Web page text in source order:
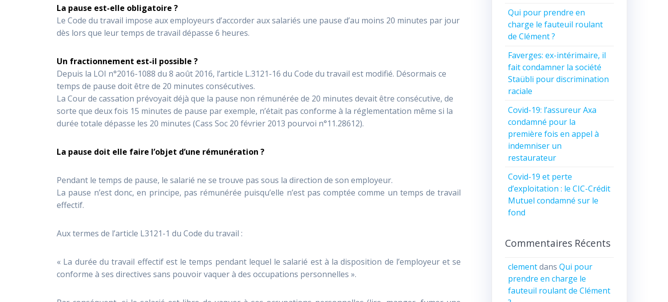
La pause est-elle obligatoire ?
Le Code du travail impose aux employeurs d’accorder aux salariés une pause d’au moins 20 minutes par jour
dès lors que leur temps de travail dépasse 6 heures.
Un fractionnement est-il possible ?
Depuis la LOI n°2016-1088 du 8 août 2016, l’article L.3121-16 du Code du travail est modifié. Désormais ce
temps de pause doit être de 20 minutes consécutives.
La Cour de cassation prévoyait déjà que la pause non rémunérée de 20 minutes devait être consécutive, de
sorte que deux fois 15 minutes de pause par exemple, n’était pas conforme à la réglementation même si la
durée totale dépasse les 20 minutes (Cass Soc 20 février 2013 pourvoi n°11.28612).
La pause doit elle faire l’objet d’une rémunération ?
Pendant le temps de pause, le salarié ne se trouve pas sous la direction de son employeur.
La pause n’est donc, en principe, pas rémunérée puisqu’elle n’est pas comptée comme un temps de travail
effectif.
Aux termes de l’article L3121-1 du Code du travail :
« La durée du travail effectif est le temps pendant lequel le salarié est à la disposition de l’employeur et se
conforme à ses directives sans pouvoir vaquer à des occupations personnelles ».
Qui pour prendre en
charge le fauteuil roulant
de Clément ?
Faverges: ex-intérimaire, il
fait condamner la société
Staübli pour discrimination
raciale
Covid-19: l’assureur Axa
condamné pour la
première fois en appel à
indemniser un
restaurateur
Covid-19 et perte
d’exploitation : le CIC-Crédit
Mutuel condamné sur le
fond
Commentaires Récents
clementdansQui pour
prendre en charge le
fauteuil roulant de Clément